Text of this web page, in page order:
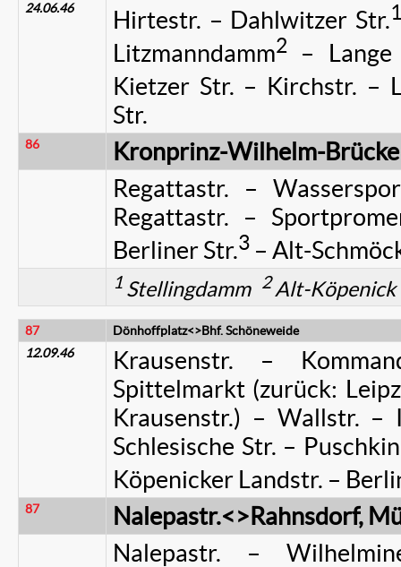
24.06.46
Hirtestr. – Dahlwitzer Str.1
Litzmanndamm2 –
Kietzer Str. – Kirchstr. –
Str.
86
Kronprinz-Wilhelm-
Regattastr. –
Regattastr. –
Berliner Str.3 – Alt-
1 Stellingdamm 2Alt-
87
Dönhoffplatz<>Bhf. Schöneweide
12.09.46
Krausenstr. –
Spittelmarkt (zurück:
Krausenstr.) – Wallstr. –
Schlesische Str. –
Köpenicker Landstr. –
87
Nalepastr.<>Rahnsdorf,
Nalepastr. –